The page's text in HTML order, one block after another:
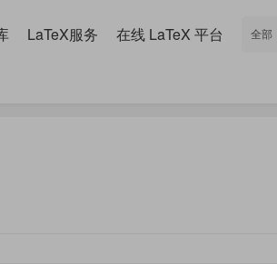
LaTeX服务 在线 LaTeX 平台